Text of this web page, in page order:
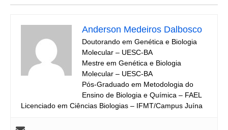
Anderson Medeiros Dalbosco
Doutorando em Genética e Biologia
Molecular – UESC-BA
Mestre em Genética e Biologia
Molecular – UESC-BA
Pós-Graduado em Metodologia do
Ensino de Biologia e Química – FAEL
Licenciado em Ciências Biologias – IFMT/Campus Juína